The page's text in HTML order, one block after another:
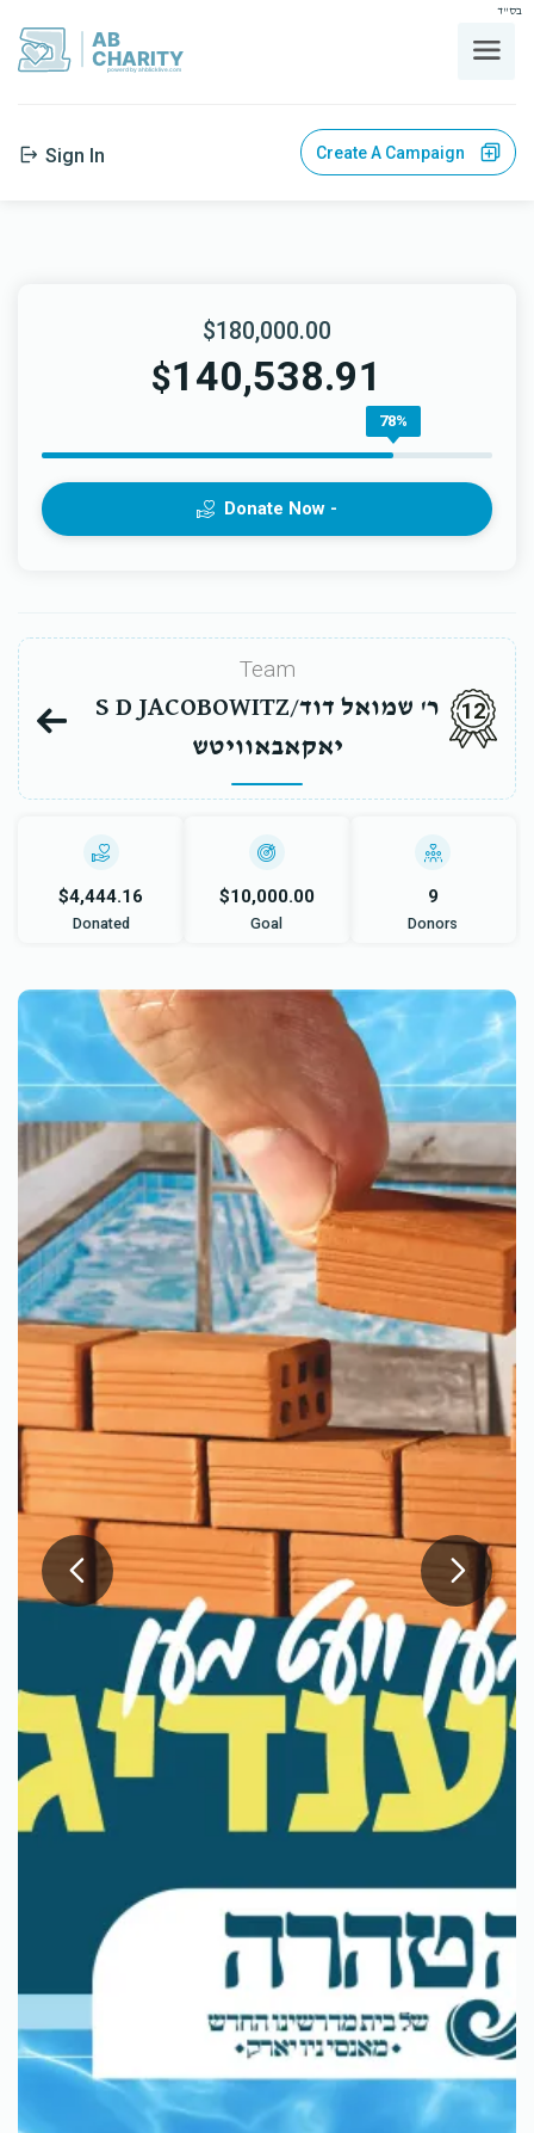
בס"ד
AB
CHARITY
powerd by ahblicklive.com
Sign In Create A Campaign
$180,000.00
$140,538.91
78%
Donate Now -
Team
S D JACOBOWITZ/ר' שמואל דוד
יאקאבאוויטש
12
$4,444.16
Donated
$10,000.00
Goal
9
Donors